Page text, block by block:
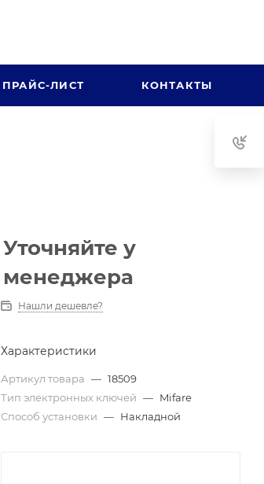
ПРАЙС-ЛИСТ КОНТАКТЫ
Уточняйте у
менеджера
Нашли дешевле?
Характеристики
Артикул товара — 18509
Тип электронных ключей — Mifare
Способ установки — Накладной